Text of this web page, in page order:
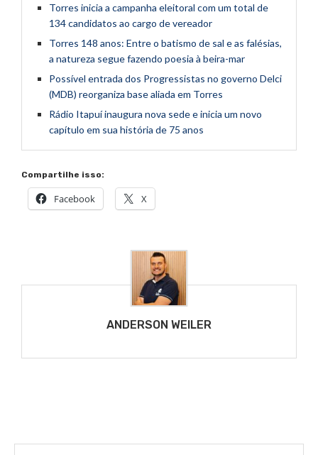
Torres inicia a campanha eleitoral com um total de
134 candidatos ao cargo de vereador
Torres 148 anos: Entre o batismo de sal e as falésias,
a natureza segue fazendo poesia à beira-mar
Possível entrada dos Progressistas no governo Delci
(MDB) reorganiza base aliada em Torres
Rádio Itapuí inaugura nova sede e inicia um novo
capítulo em sua história de 75 anos
Compartilhe isso:
Facebook X
ANDERSON WEILER